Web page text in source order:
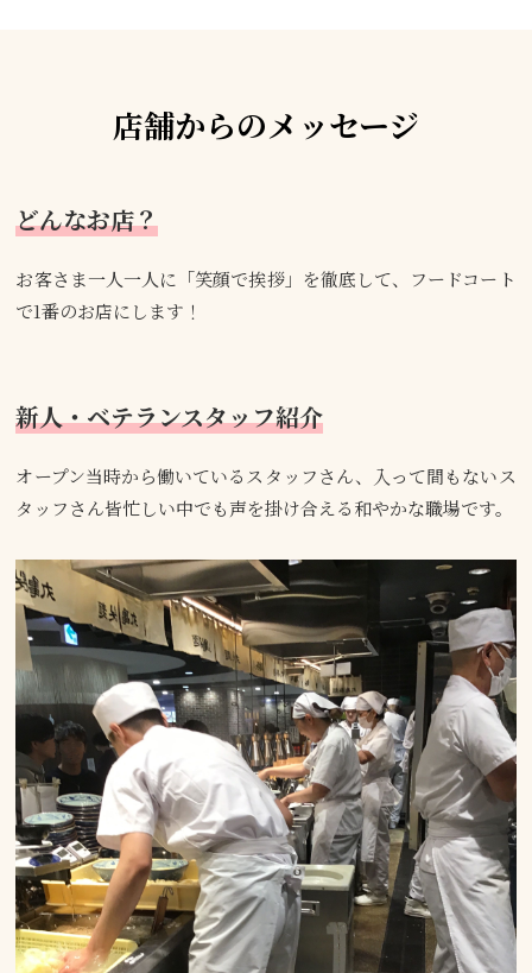
店舗からのメッセージ
どんなお店？
お客さま一人一人に「笑顔で挨拶」を徹底して、フードコート
で1番のお店にします！
新人・ベテランスタッフ紹介
オープン当時から働いているスタッフさん、入って間もないス
タッフさん皆忙しい中でも声を掛け合える和やかな職場です。